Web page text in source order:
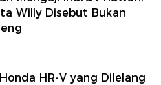
Willy Disebut Bukan
HR-V yang Dilelang